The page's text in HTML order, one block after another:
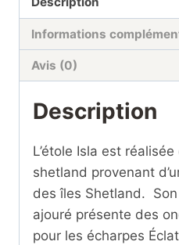
Informations
Avis (0)
Description
L’étole Isla est
shetland provenant
des îles Shetland.
ajouré présente des
pour les écharpes